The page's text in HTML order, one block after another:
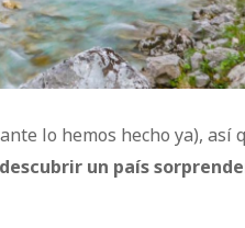
lo hemos hecho ya), así
descubrir un país